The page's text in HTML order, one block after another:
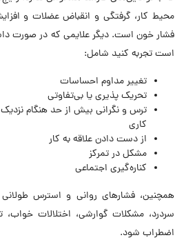
محیط کار، گرفتگی و انقباض عضلات و
فشار خون است. دیگر علایمی که در صورت
است تجربه کنید شامل:
تغییر مداوم احساسات
تحریک پذیری یا بی‌تفاوتی
ترس و نگرانی بیش از حد هنگام
کاری
از دست دادن علاقه به کار
مشکل در تمرکز
کناره‌گیری اجتماعی
همچنین، فشارهای روانی و استرس
سردرد، مشکلات گوارشی، اختلالات
اضطراب شود.